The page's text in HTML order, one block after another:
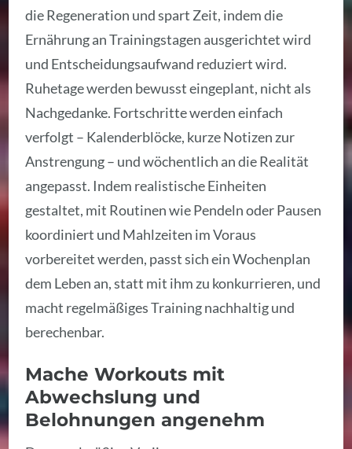
die Regeneration und spart Zeit, indem die
Ernährung an Trainingstagen ausgerichtet wird
und Entscheidungsaufwand reduziert wird.
Ruhetage werden bewusst eingeplant, nicht als
Nachgedanke. Fortschritte werden einfach
verfolgt – Kalenderblöcke, kurze Notizen zur
Anstrengung – und wöchentlich an die Realität
angepasst. Indem realistische Einheiten
gestaltet, mit Routinen wie Pendeln oder Pausen
koordiniert und Mahlzeiten im Voraus
vorbereitet werden, passt sich ein Wochenplan
dem Leben an, statt mit ihm zu konkurrieren, und
macht regelmäßiges Training nachhaltig und
berechenbar.
Mache Workouts mit
Abwechslung und
Belohnungen angenehm